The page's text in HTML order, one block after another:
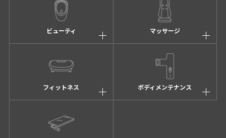
ビューティ マッサージ
フィットネス ボディメンテナンス